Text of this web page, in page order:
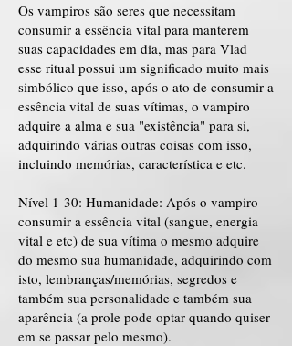
Os vampiros são seres que necessitam
consumir a essência vital para manterem
suas capacidades em dia, mas para Vlad
esse ritual possui um significado muito mais
simbólico que isso, após o ato de consumir a
essência vital de suas vítimas, o vampiro
adquire a alma e sua "existência" para si,
adquirindo várias outras coisas com isso,
incluindo memórias, característica e etc.
Nível 1-30: Humanidade: Após o vampiro
consumir a essência vital (sangue, energia
vital e etc) de sua vítima o mesmo adquire
do mesmo sua humanidade, adquirindo com
isto, lembranças/memórias, segredos e
também sua personalidade e também sua
aparência (a prole pode optar quando quiser
em se passar pelo mesmo).